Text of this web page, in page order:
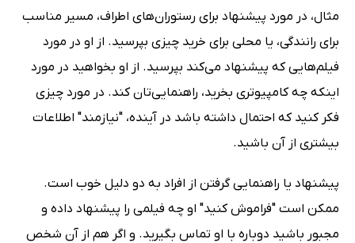
مثال، در مورد پیشنهاد برای رستوران‌های اطراف، مسیر مناسب
برای رانندگی، یا محلی برای خرید چیزی بپرسید. از او در مورد
فیلم‌هایی که پیشنهاد می‌کند بپرسید. از او بخواهید در مورد
اینکه چه کامپیوتری بخرید، راهنمایی‌تان کند. در مورد چیزی
فکر کنید که احتمال داشته باشد در آینده، "نیازمند" اطلاعات
بیشتری از آن باشید.
پیشنهاد یا راهنمایی گرفتن از افراد به دو دلیل خوب است.
ممکن است "فراموش کنید" او چه فیلمی را پیشنهاد داده و
مجبور باشید دوباره با او تماس بگیرید. و اگر هم از آن شخص